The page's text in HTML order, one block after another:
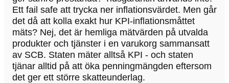
Ett fail safe att trycka ner inflationsvärdet. Men går
det då att kolla exakt hur KPI-inflationsmåttet
mäts? Nej, det är hemliga mätvärden på utvalda
produkter och tjänster i en varukorg sammansatt
av SCB. Staten mäter alltså KPI - och staten
tjänar alltid på att öka penningmängden eftersom
det ger ett större skatteunderlag.